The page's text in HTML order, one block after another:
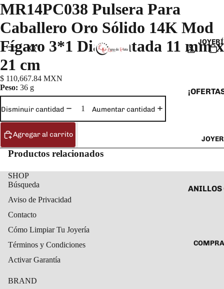
DIJES Y
SET DE
ANILLOS
MR14PC038 Pulsera Para
Caballero Oro Sólido 14K Mod
Fígaro 3*1 Diamantada 11 mm x
21 cm
$ 110,667.84 MXN
Peso: 36 g
Disminuir cantidad Aumentar cantidad
Agregar al carrito
Productos relacionados
SHOP
Búsqueda
Aviso de Privacidad
Contacto
Cómo Limpiar Tu Joyería
Términos y Condiciones
Activar Garantía
BRAND